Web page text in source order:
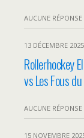
AUCUNE RÉPONSE
13 DÉCEMBRE 2025
Rollerhockey
vs Les Fous
AUCUNE RÉPONSE
15 NOVEMBRE